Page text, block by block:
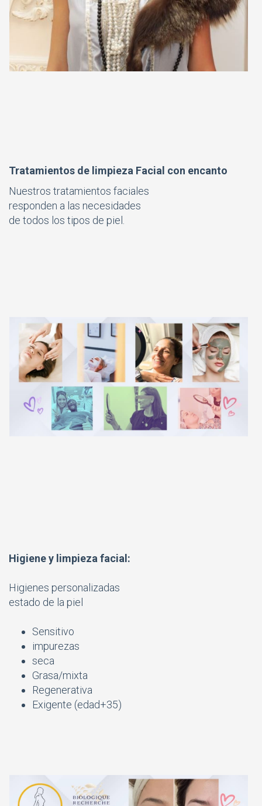
Tratamientos de limpieza Facial con encanto
Nuestros tratamientos faciales
responden a las necesidades
de todos los tipos de piel.
Higiene y limpieza facial:
Higienes personalizadas
estado de la piel
Sensitivo
impurezas
seca
Grasa/mixta
Regenerativa
Exigente (edad+35)